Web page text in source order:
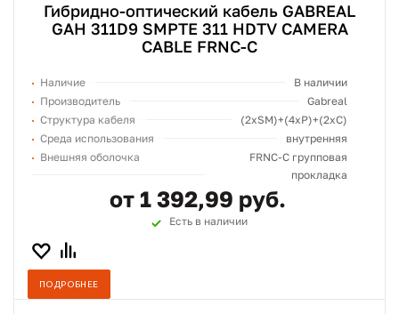
Гибридно-оптический кабель GABREAL
GAH 311D9 SMPTE 311 HDTV CAMERA
CABLE FRNC-C
Наличие
В наличии
Производитель
Gabreal
Структура кабеля
(2хSM)+(4xP)+(2xC)
Среда использования
внутренняя
Внешняя оболочка
FRNC-C групповая
прокладка
от 1 392,99 руб.
Есть в наличии
ПОДРОБНЕЕ